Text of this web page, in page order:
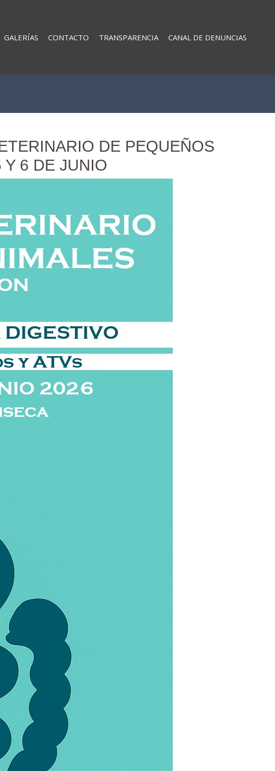
GALERÍAS CONTACTO TRANSPARENCIA CANAL DE DENUNCIAS
DE PEQUEÑOS
6 DE JUNIO